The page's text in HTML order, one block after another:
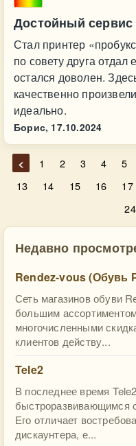
Достойный сервис
Стал принтер
по совету друга отдал
остался доволен.
качественно
идеально.
Борис, 17.10.2024
< 1 2 3 4 5
13
14 15 16 17
24
Недавно
Rendez-vous (Обувь
Сеть магазинов обуви
большим
многочисленными
клиентов действу...
Tele2
В последнее время
быстроразвивающимся
Его отличает
дискаунтера, е...